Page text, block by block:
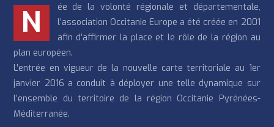
N
ée de la volonté régionale et départementale,
l’association Occitanie Europe a été créée en 2001
afin d’affirmer la place et le rôle de la région au
plan européen.
L’entrée en vigueur de la nouvelle carte territoriale au 1er
janvier 2016 a conduit à déployer une telle dynamique sur
l’ensemble du territoire de la région Occitanie Pyrénées-
Méditerranée.